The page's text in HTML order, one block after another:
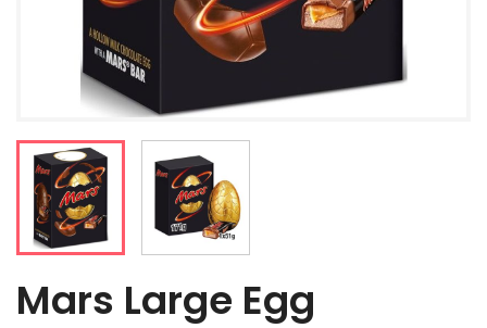
Mars Large Egg